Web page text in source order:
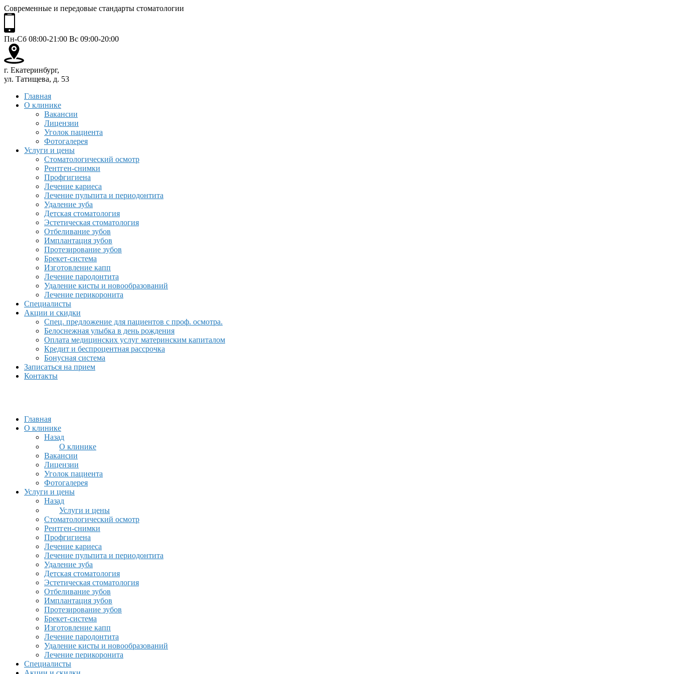
Современные и передовые стандарты стоматологии
Пн-Сб 08:00-21:00 Вс 09:00-20:00
г. Екатеринбург,
ул. Татищева, д. 53
Главная
О клинике
Вакансии
Лицензии
Уголок пациента
Фотогалерея
Услуги и цены
Стоматологический осмотр
Рентген-снимки
Профгигиена
Лечение кариеса
Лечение пульпита и периодонтита
Удаление зуба
Детская стоматология
Эстетическая стоматология
Отбеливание зубов
Имплантация зубов
Протезирование зубов
Брекет-система
Изготовление капп
Лечение пародонтита
Удаление кисты и новообразований
Лечение перикоронита
Специалисты
Акции и скидки
Спец. предложение для пациентов с проф. осмотра.
Белоснежная улыбка в день рождения
Оплата медицинских услуг материнским капиталом
Кредит и беспроцентная рассрочка
Бонусная система
Записаться на прием
Контакты
Главная
О клинике
Назад
О клинике
Вакансии
Лицензии
Уголок пациента
Фотогалерея
Услуги и цены
Назад
Услуги и цены
Стоматологический осмотр
Рентген-снимки
Профгигиена
Лечение кариеса
Лечение пульпита и периодонтита
Удаление зуба
Детская стоматология
Эстетическая стоматология
Отбеливание зубов
Имплантация зубов
Протезирование зубов
Брекет-система
Изготовление капп
Лечение пародонтита
Удаление кисты и новообразований
Лечение перикоронита
Специалисты